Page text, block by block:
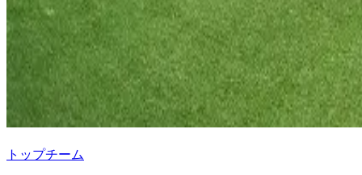
トップチーム